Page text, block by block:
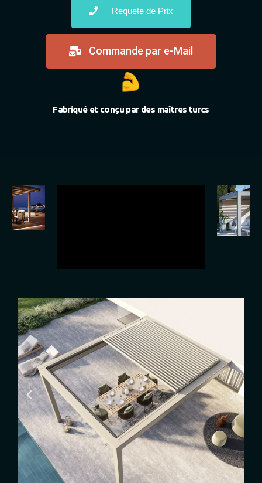
Requete de Prix
Commande par e-Mail
Fabriqué et conçu par des maîtres turcs